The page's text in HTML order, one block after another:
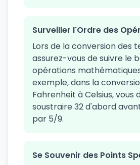
Surveiller l'Ordre des
Lors de la conversion des
assurez-vous de suivre le
opérations
exemple, dans la
Fahrenheit à Celsius, vous
soustraire 32 d'abord
par 5/9.
Se Souvenir des Points